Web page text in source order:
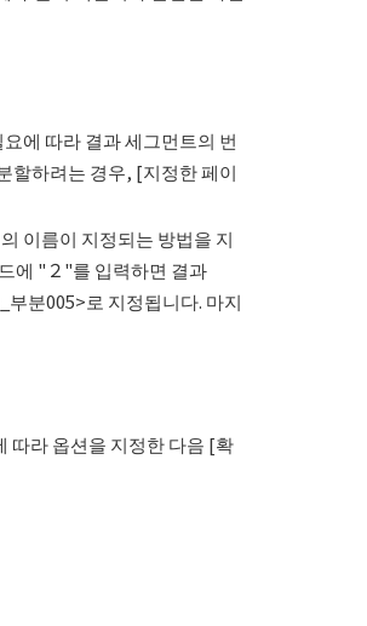
에 따라 결과 세그먼트의 번
할하려는 경우, [지정한 페이
이름이 지정되는 방법을 지
에 "２"를 입력하면 결과
분005>로 지정됩니다. 마지
따라 옵션을 지정한 다음 [확